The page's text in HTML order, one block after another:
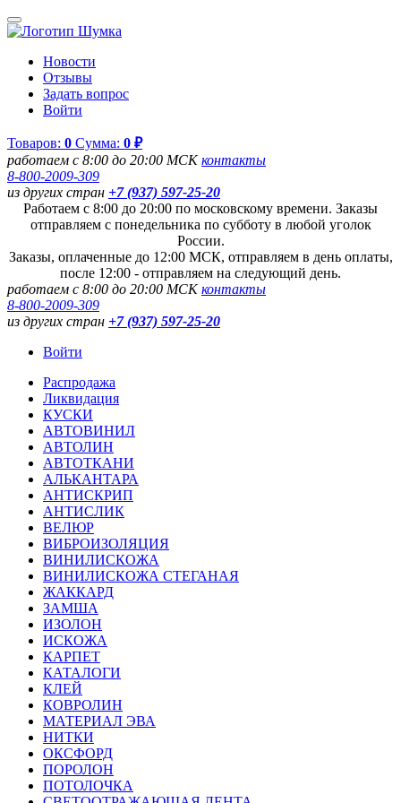
Новости
Отзывы
Задать вопрос
Войти
Товаров: 0 Сумма: 0 ₽
работаем с 8:00 до 20:00 МСКконтакты
8-800-2009-309
из других стран +7 (937) 597-25-20
Работаем с 8:00 до 20:00 по московскому времени. Заказы
отправляем с понедельника по субботу в любой уголок
России.
Заказы, оплаченные до 12:00 МСК, отправляем в день оплаты,
после 12:00 - отправляем на следующий день.
работаем с 8:00 до 20:00 МСКконтакты
8-800-2009-309
из других стран +7 (937) 597-25-20
Войти
Распродажа
Ликвидация
КУСКИ
АВТОВИНИЛ
АВТОЛИН
АВТОТКАНИ
АЛЬКАНТАРА
АНТИСКРИП
АНТИСЛИК
ВЕЛЮР
ВИБРОИЗОЛЯЦИЯ
ВИНИЛИСКОЖА
ВИНИЛИСКОЖА СТЕГАНАЯ
ЖАККАРД
ЗАМША
ИЗОЛОН
ИСКОЖА
КАРПЕТ
КАТАЛОГИ
КЛЕЙ
КОВРОЛИН
МАТЕРИАЛ ЭВА
НИТКИ
ОКСФОРД
ПОРОЛОН
ПОТОЛОЧКА